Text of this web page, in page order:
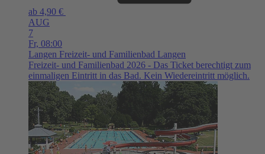
ab 4,90 €
AUG
7
Fr, 08:00
Langen Freizeit- und Familienbad Langen
Freizeit- und Familienbad 2026 - Das Ticket berechtigt zum
einmaligen Eintritt in das Bad. Kein Wiedereintritt möglich.